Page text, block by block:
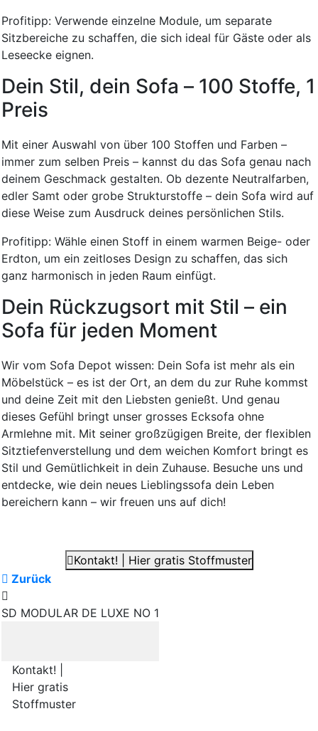
Profitipp: Verwende einzelne Module, um separate
Sitzbereiche zu schaffen, die sich ideal für Gäste oder als
Leseecke eignen.
Dein Stil, dein Sofa – 100 Stoffe, 1
Preis
Mit einer Auswahl von über 100 Stoffen und Farben –
immer zum selben Preis – kannst du das Sofa genau nach
deinem Geschmack gestalten. Ob dezente Neutralfarben,
edler Samt oder grobe Strukturstoffe – dein Sofa wird auf
diese Weise zum Ausdruck deines persönlichen Stils.
Profitipp: Wähle einen Stoff in einem warmen Beige- oder
Erdton, um ein zeitloses Design zu schaffen, das sich
ganz harmonisch in jeden Raum einfügt.
Dein Rückzugsort mit Stil – ein
Sofa für jeden Moment
Wir vom Sofa Depot wissen: Dein Sofa ist mehr als ein
Möbelstück – es ist der Ort, an dem du zur Ruhe kommst
und deine Zeit mit den Liebsten genießt. Und genau
dieses Gefühl bringt unser grosses Ecksofa ohne
Armlehne mit. Mit seiner großzügigen Breite, der flexiblen
Sitztiefenverstellung und dem weichen Komfort bringt es
Stil und Gemütlichkeit in dein Zuhause. Besuche uns und
entdecke, wie dein neues Lieblingssofa dein Leben
bereichern kann – wir freuen uns auf dich!
Kontakt! | Hier gratis Stoffmuster
Zurück
SD MODULAR DE LUXE NO 1
Kontakt! |
Hier gratis
Stoffmuster